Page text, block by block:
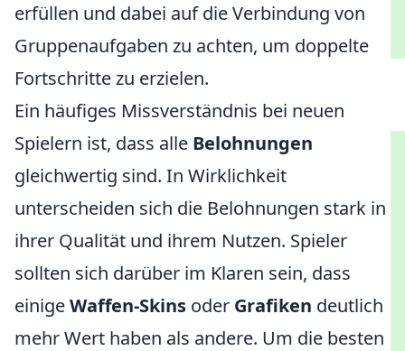
erfüllen und dabei auf die Verbindung von
Gruppenaufgaben zu achten, um doppelte
Fortschritte zu erzielen.
Ein häufiges Missverständnis bei neuen
Spielern ist, dass alle Belohnungen
gleichwertig sind. In Wirklichkeit
unterscheiden sich die Belohnungen stark in
ihrer Qualität und ihrem Nutzen. Spieler
sollten sich darüber im Klaren sein, dass
einigeWaffen-Skins oder Grafiken deutlich
mehr Wert haben als andere. Um die besten